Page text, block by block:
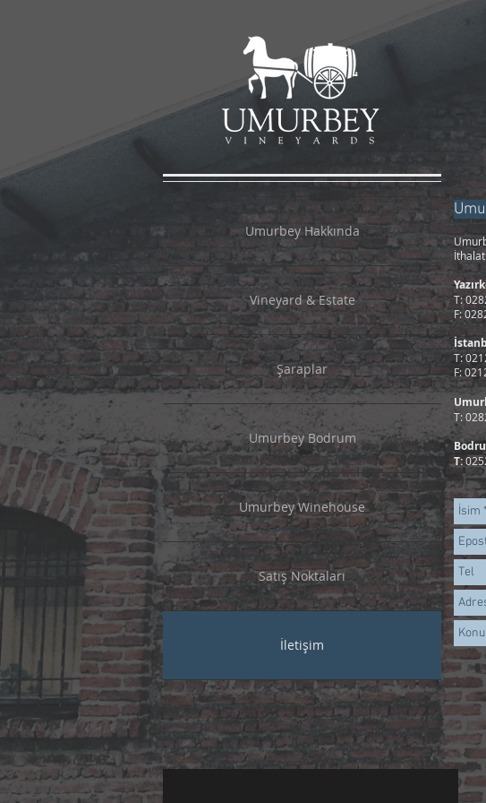
Umurbey Hakkında
Vineyard & Estate
Şaraplar
Umurbey Bodrum
Umurbey Winehouse
Satış Noktaları
İletişim
T:
F:
T:
F:
T:
T: